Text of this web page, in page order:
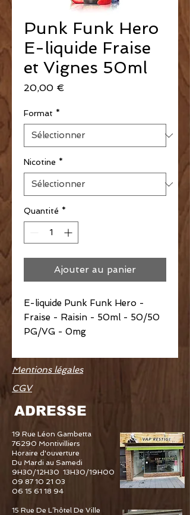
Punk Funk Hero
E-liquide Fraise
et Vignes 50ml
20,00 €
Format *
Nicotine *
Quantité *
Ajouter au panier
E-liquide Punk Funk Hero -
Fraise - Raisin - 50ml - 50/50
PG/VG - 0mg
Mentions légales
CGV
ADRESSE
19 Rue Léon Gambetta
76290 Montivilliers
Horaire d'ouverture
Du Mardi au Samedi
9H30/12H30 13H30/19H00
09 87 10 21 03
06 15 61 18 94
15 Rue De L’hôtel De Ville